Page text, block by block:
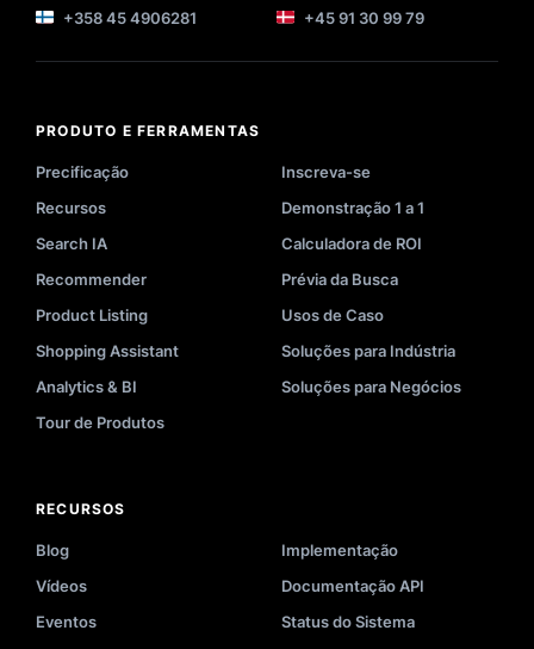
+358 45 4906281 +45 91 30 99 79
PRODUTO E FERRAMENTAS
Precificação
Inscreva-se
Recursos
Demonstração 1 a 1
Search IA
Calculadora de ROI
Recommender
Prévia da Busca
Product Listing
Usos de Caso
Shopping Assistant
Soluções para Indústria
Analytics & BI
Soluções para Negócios
Tour de Produtos
RECURSOS
Blog
Implementação
Vídeos
Documentação API
Eventos
Status do Sistema